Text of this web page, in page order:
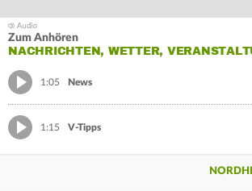
Zum Anhören
NACHRICHTEN, WETTER,
1:05 News
1:15 V-Tipps